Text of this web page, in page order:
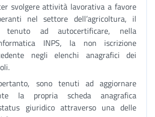
svolgere attività lavorativa a favore
nel settore dell’agricoltura, il
tenuto ad autocertificare, nella
INPS, la non iscrizione
negli elenchi anagrafici dei
sono tenuti ad aggiornare
la propria scheda anagrafica
giuridico attraverso una delle